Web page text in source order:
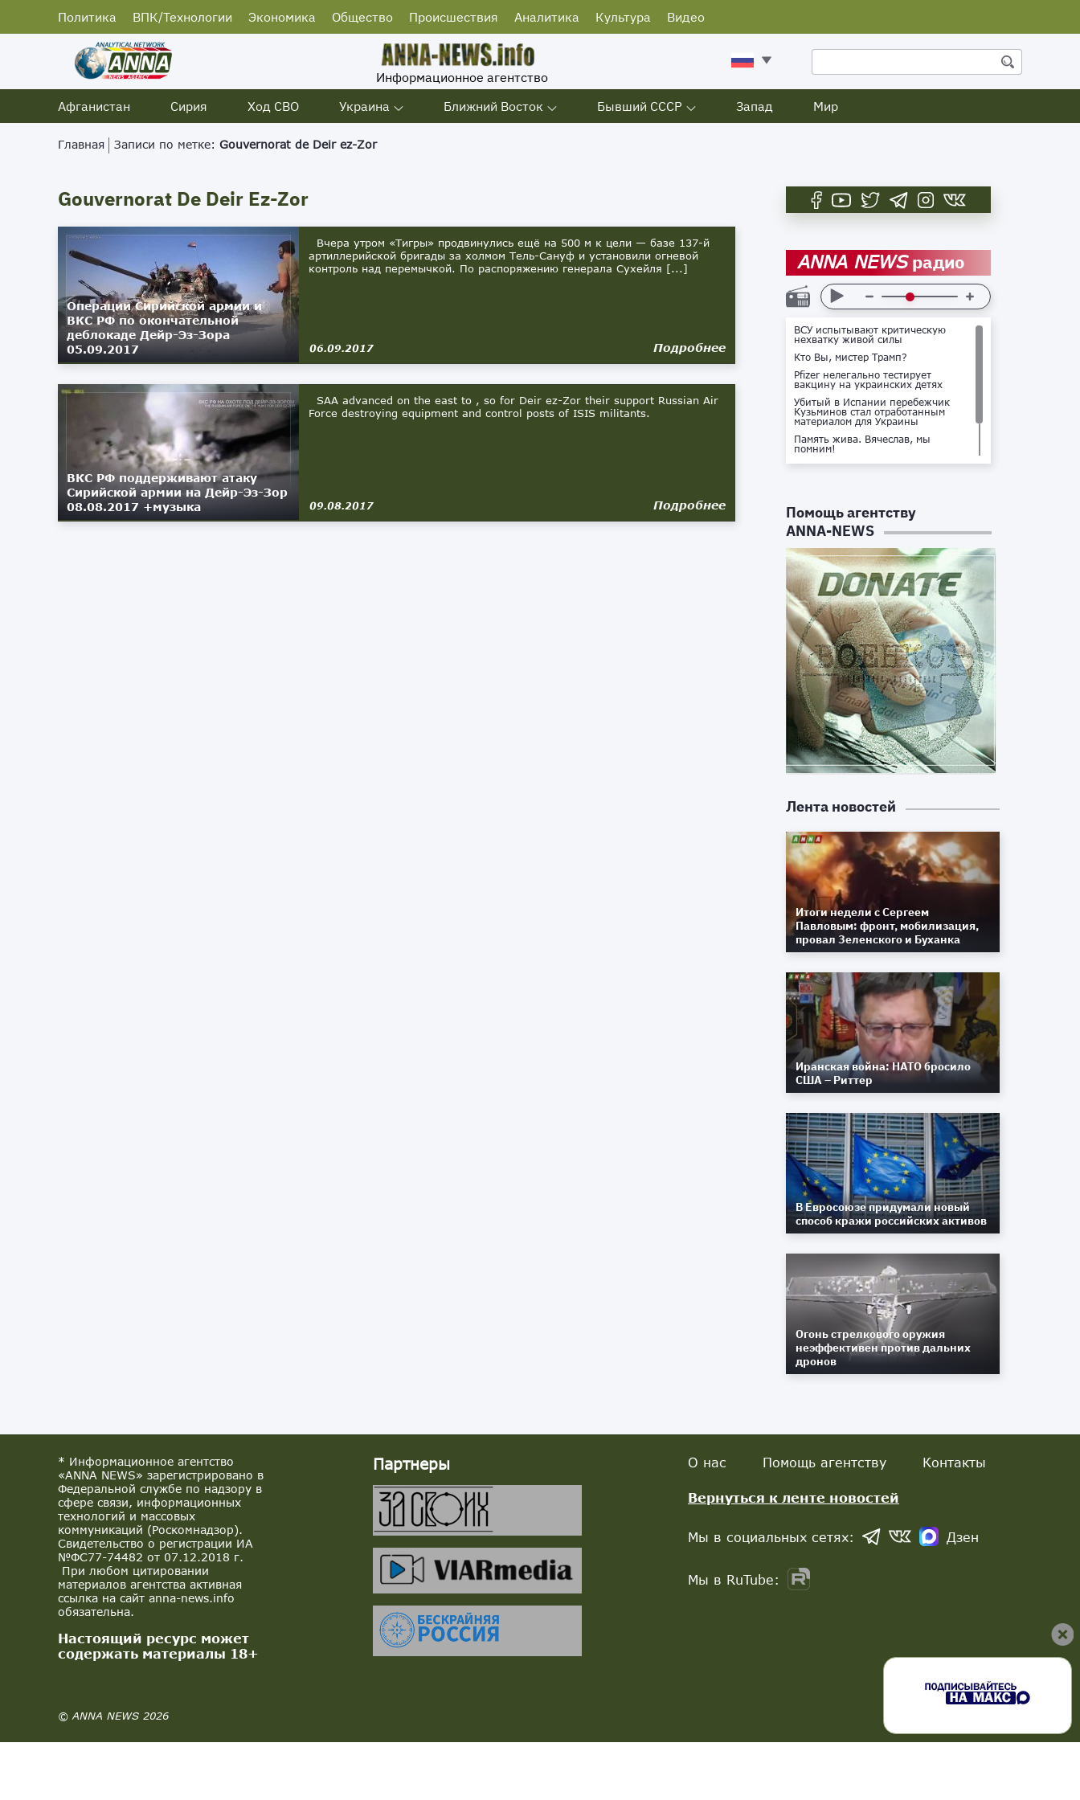
Политика ВПК/Технологии Экономика Общество Происшествия Аналитика Культура Видео
Информационное агентство
Афганистан
Сирия Ход СВО Украина Ближний Восток Бывший СССР Запад Мир
Главная Записи по метке: Gouvernorat de Deir ez-Zor
Gouvernorat De Deir Ez-Zor
Операции Сирийской армии и
ВКС РФ по окончательной
деблокаде Дейр-Эз-Зора
05.09.2017
Вчера утром «Тигры» продвинулись ещё на 500 м к цели — базе 137-й
артиллерийской бригады за холмом Тель-Сануф и установили огневой
контроль над перемычкой. По распоряжению генерала Сухейля [...]
06.09.2017 Подробнее
ВКС РФ поддерживают атаку
Сирийской армии на Дейр-Эз-Зор
08.08.2017 +музыка
SAA advanced on the east to , so for Deir ez-Zor their support Russian Air
Force destroying equipment and control posts of ISIS militants.
09.08.2017 Подробнее
ANNA NEWSрадио
ВСУ испытывают критическую
нехватку живой силы
Кто Вы, мистер Трамп?
Pfizer нелегально тестирует
вакцину на украинских детях
Убитый в Испании перебежчик
Кузьминов стал отработанным
материалом для Украины
Память жива. Вячеслав, мы
помним!
Не доставайся ты никому!
Помощь агентству
ANNA-NEWS
Лента новостей
Итоги недели с Сергеем
Павловым: фронт, мобилизация,
провал Зеленского и Буханка
Иранская война: НАТО бросило
США – Риттер
В Евросоюзе придумали новый
способ кражи российских активов
Огонь стрелкового оружия
неэффективен против дальних
дронов
* Информационное агентство
«ANNA NEWS» зарегистрировано в
Федеральной службе по надзору в
сфере связи, информационных
технологий и массовых
коммуникаций (Роскомнадзор).
Свидетельство о регистрации ИА
№ФС77-74482 от 07.12.2018 г.
При любом цитировании
материалов агентства активная
ссылка на сайт anna-news.info
обязательна.
Настоящий ресурс может
содержать материалы 18+
© ANNA NEWS 2026
Партнеры О нас Помощь агентству Контакты
Вернуться к ленте новостей
Мы в социальных сетях: Дзен
Мы в RuTube: